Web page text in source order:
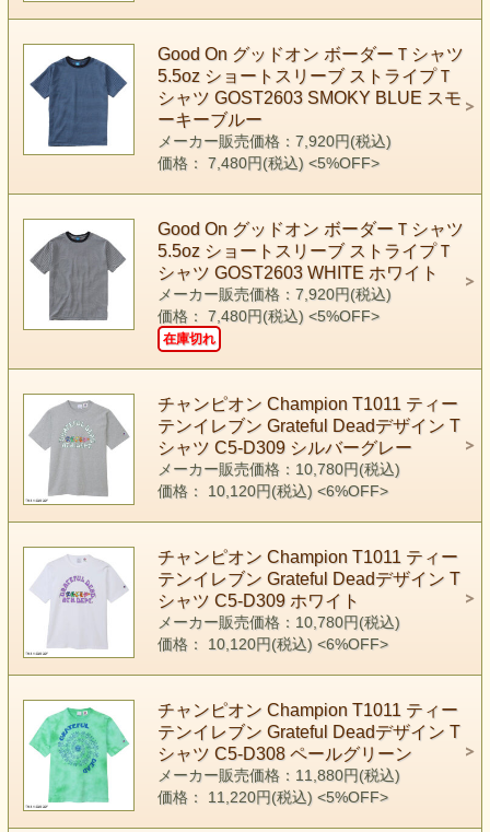
Good On グッドオン ボーダーＴシャツ
5.5oz ショートスリーブ ストライプＴ
シャツ GOST2603 SMOKY BLUE スモ
ーキーブルー
メーカー販売価格：7,920円(税込)
価格： 7,480円(税込) <5%OFF>
Good On グッドオン ボーダーＴシャツ
5.5oz ショートスリーブ ストライプＴ
シャツ GOST2603 WHITE ホワイト
メーカー販売価格：7,920円(税込)
価格： 7,480円(税込) <5%OFF>
在庫切れ
チャンピオン Champion T1011 ティー
テンイレブン Grateful Deadデザイン T
シャツ C5-D309 シルバーグレー
メーカー販売価格：10,780円(税込)
価格： 10,120円(税込) <6%OFF>
チャンピオン Champion T1011 ティー
テンイレブン Grateful Deadデザイン T
シャツ C5-D309 ホワイト
メーカー販売価格：10,780円(税込)
価格： 10,120円(税込) <6%OFF>
チャンピオン Champion T1011 ティー
テンイレブン Grateful Deadデザイン T
シャツ C5-D308 ペールグリーン
メーカー販売価格：11,880円(税込)
価格： 11,220円(税込) <5%OFF>